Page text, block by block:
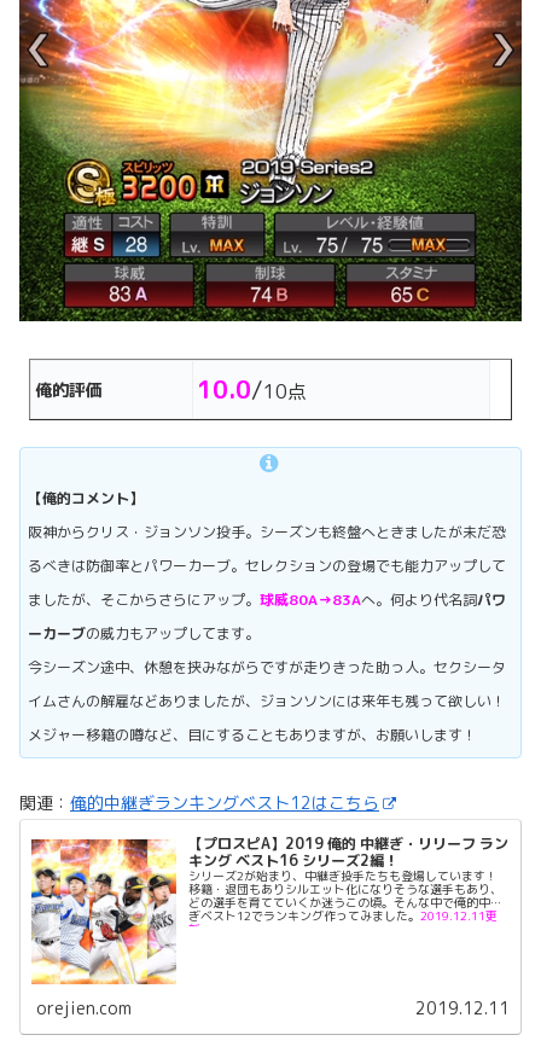
俺的評価 10.0/10点
【俺的コメント】
阪神からクリス・ジョンソン投手。シーズンも終盤へときましたが未だ恐
るべきは防御率とパワーカーブ。セレクションの登場でも能力アップして
ましたが、そこからさらにアップ。 球威80A→83Aへ。何より代名詞パワ
ーカーブの威力もアップしてます。
今シーズン途中、休憩を挟みながらですが走りきった助っ人。セクシータ
イムさんの解雇などありましたが、ジョンソンには来年も残って欲しい！
メジャー移籍の噂など、目にすることもありますが、お願いします！
関連： 俺的中継ぎランキングベスト12はこちら
【プロスピA】2019 俺的 中継ぎ・リリーフ ラン
キング ベスト16 シリーズ2編！
シリーズ2が始まり、中継ぎ投手たちも登場しています！
移籍・退団もありシルエット化になりそうな選手もあり、
どの選手を育てていくか迷うこの頃。そんな中で俺的中継
ぎベスト12でランキング作ってみました。2019.12.11更
新
orejien.com 2019.12.11